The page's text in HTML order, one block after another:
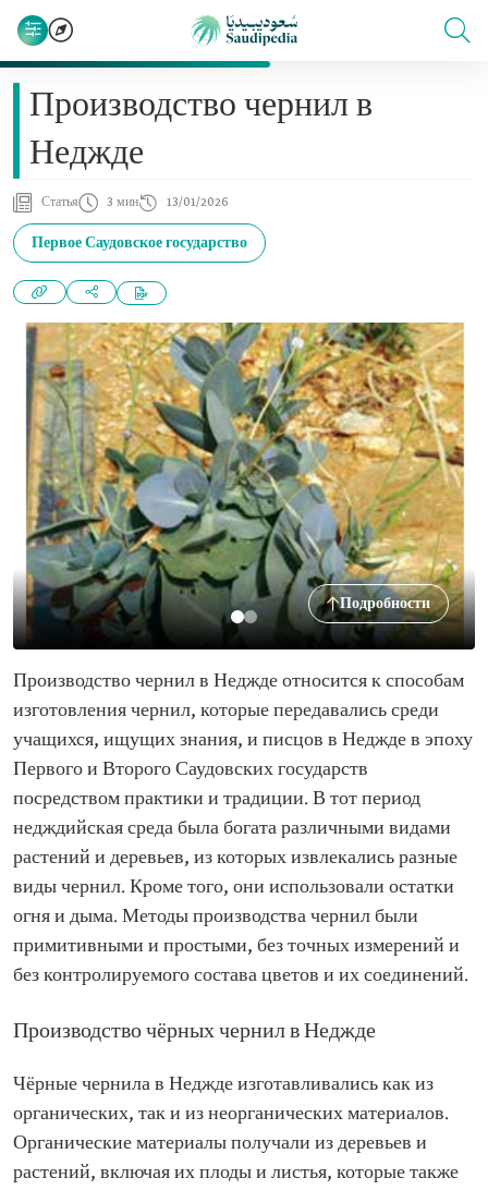
Производство чернил в
Неджде
Статья 3 мин 13/01/2026
Первое Саудовское государство
Подробности
Производство чернил в Неджде относится к способам
изготовления чернил, которые передавались среди
учащихся, ищущих знания, и писцов в Неджде в эпоху
Первого и Второго Саудовских государств
посредством практики и традиции. В тот период
недждийская среда была богата различными видами
растений и деревьев, из которых извлекались разные
виды чернил. Кроме того, они использовали остатки
огня и дыма. Методы производства чернил были
примитивными и простыми, без точных измерений и
без контролируемого состава цветов и их соединений.
Производство чёрных чернил в Неджде
Чёрные чернила в Неджде изготавливались как из
органических, так и из неорганических материалов.
Органические материалы получали из деревьев и
растений, включая их плоды и листья, которые также